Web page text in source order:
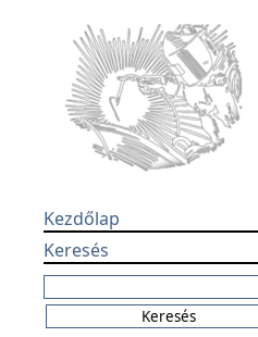
Kezdőlap
Keresés